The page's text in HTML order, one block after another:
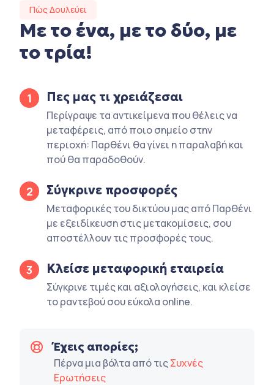
Πώς Δουλεύει
Με το ένα, με το δύο, με
το τρία!
1 Πες μας τι χρειάζεσαι
Περίγραψε τα αντικείμενα που θέλεις να
μεταφέρεις, από ποιο σημείο στην
περιοχή: Παρθένι θα γίνει η παραλαβή και
πού θα παραδοθούν.
2 Σύγκρινε προσφορές
Μεταφορικές του δικτύου μας από Παρθένι
με εξειδίκευση στις μετακομίσεις, σου
αποστέλλουν τις προσφορές τους.
3 Κλείσε μεταφορική εταιρεία
Σύγκρινε τιμές και αξιολογήσεις, και κλείσε
το ραντεβού σου εύκολα online.
Έχεις απορίες;
Πέρνα μια βόλτα από τιςΣυχνές
Ερωτήσεις